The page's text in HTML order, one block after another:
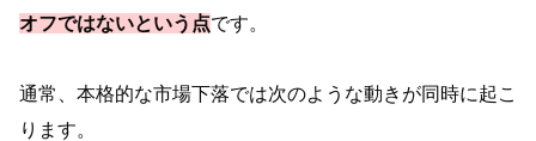
オフではないという点です。
通常、本格的な市場下落では次のような動きが同時に起こ
ります。